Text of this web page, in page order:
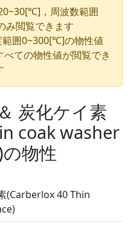
，周波数範囲
み閲覧できます
範囲0~300[℃]の物性値
ての物性値が閲覧でき
炭化ケイ素
coak washer
物性
(Carberlox 40 Thin